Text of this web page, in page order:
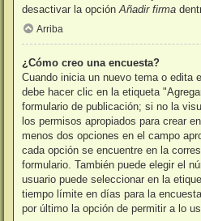
desactivar la opción Añadir firma
Arriba
¿Cómo creo una encuesta?
Cuando inicia un nuevo tema o edita
debe hacer clic en la etiqueta
formulario de publicación; si no la
los permisos apropiados para crear
menos dos opciones en el campo
cada opción se encuentre en la
formulario. También puede elegir el
usuario puede seleccionar en la
tiempo límite en días para la
por último la opción de permitir a lo